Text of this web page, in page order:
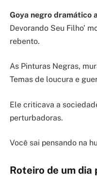
Goya negro dramático
Devorando Seu Filho’
rebento.
As Pinturas Negras,
Temas de loucura e
Ele criticava a
perturbadoras.
Você sai pensando na
Roteiro de um dia